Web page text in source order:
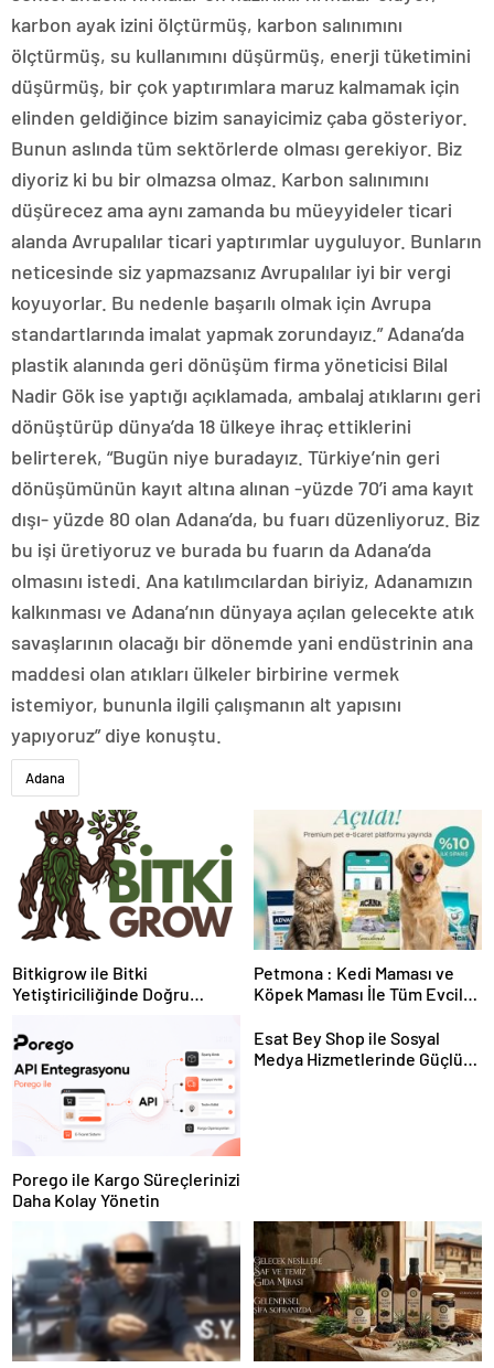
karbon ayak izini ölçtürmüş, karbon salınımını
ölçtürmüş, su kullanımını düşürmüş, enerji tüketimini
düşürmüş, bir çok yaptırımlara maruz kalmamak için
elinden geldiğince bizim sanayicimiz çaba gösteriyor.
Bunun aslında tüm sektörlerde olması gerekiyor. Biz
diyoriz ki bu bir olmazsa olmaz. Karbon salınımını
düşürecez ama aynı zamanda bu müeyyideler ticari
alanda Avrupalılar ticari yaptırımlar uyguluyor. Bunların
neticesinde siz yapmazsanız Avrupalılar iyi bir vergi
koyuyorlar. Bu nedenle başarılı olmak için Avrupa
standartlarında imalat yapmak zorundayız.” Adana’da
plastik alanında geri dönüşüm firma yöneticisi Bilal
Nadir Gök ise yaptığı açıklamada, ambalaj atıklarını geri
dönüştürüp dünya’da 18 ülkeye ihraç ettiklerini
belirterek, “Bugün niye buradayız. Türkiye’nin geri
dönüşümünün kayıt altına alınan -yüzde 70’i ama kayıt
dışı- yüzde 80 olan Adana’da, bu fuarı düzenliyoruz. Biz
bu işi üretiyoruz ve burada bu fuarın da Adana’da
olmasını istedi. Ana katılımcılardan biriyiz, Adanamızın
kalkınması ve Adana’nın dünyaya açılan gelecekte atık
savaşlarının olacağı bir dönemde yani endüstrinin ana
maddesi olan atıkları ülkeler birbirine vermek
istemiyor, bununla ilgili çalışmanın alt yapısını
yapıyoruz” diye konuştu.
Adana
Bitkigrow ile Bitki
Yetiştiriciliğinde Doğru
Petmona : Kedi Maması ve
Köpek Maması İle Tüm Evcil
Porego ile Kargo Süreçlerinizi
Daha Kolay Yönetin
Esat Bey Shop ile Sosyal
Medya Hizmetlerinde Güçlü